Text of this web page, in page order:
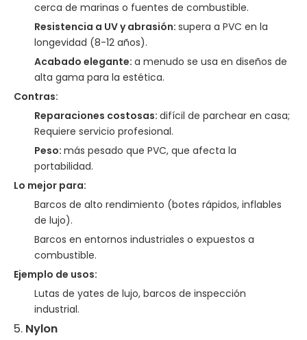
cerca de marinas o fuentes de combustible.
Resistencia a UV y abrasión: supera a PVC en la
longevidad (8-12 años).
Acabado elegante: a menudo se usa en diseños de
alta gama para la estética.
Contras:
Reparaciones costosas: difícil de parchear en casa;
Requiere servicio profesional.
Peso: más pesado que PVC, que afecta la
portabilidad.
Lo mejor para:
Barcos de alto rendimiento (botes rápidos, inflables
de lujo).
Barcos en entornos industriales o expuestos a
combustible.
Ejemplo de usos:
Lutas de yates de lujo, barcos de inspección
industrial.
5. Nylon